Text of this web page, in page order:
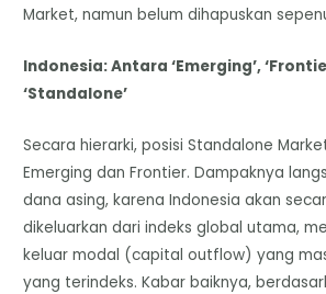
Market, namun belum dihapuskan
Indonesia: Antara ‘Emerging’,
‘Standalone’
Secara hierarki, posisi Standalone
Emerging dan Frontier. Dampaknya
dana asing, karena Indonesia akan
dikeluarkan dari indeks global utama,
keluar modal (capital outflow) yang
yang terindeks. Kabar baiknya,